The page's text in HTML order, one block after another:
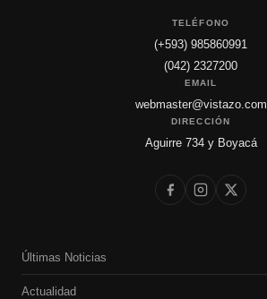
TELÉFONO
(+593) 985860991
(042) 2327200
EMAIL
webmaster@vistazo.com
DIRECCIÓN
Aguirre 734 y Boyacá
Últimas Noticias
Actualidad